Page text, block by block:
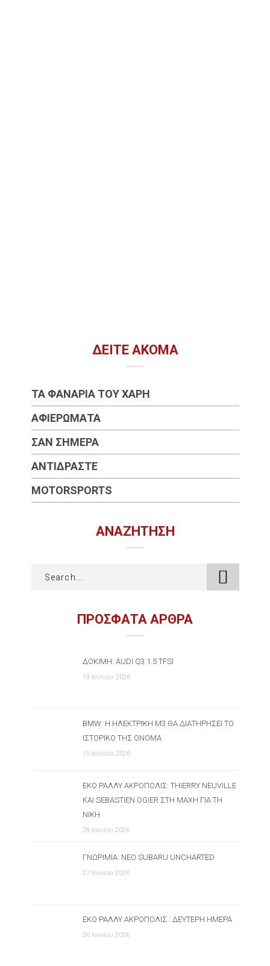
ΔΕΊΤΕ ΑΚΌΜΑ
ΤΑ ΦΑΝΆΡΙΑ ΤΟΥ ΧΆΡΗ
ΑΦΙΕΡΏΜΑΤΑ
ΣΑΝ ΣΉΜΕΡΑ
ΑΝΤΙΔΡΆΣΤΕ
MOTORSPORTS
ΑΝΑΖΉΤΗΣΗ
ΠΡΟΣΦΑΤΑ ΑΡΘΡΑ
ΔΟΚΙΜΉ: AUDI Q3 1.5 TFSI
19 Ιουλίου 2026
BMW: Η ΗΛΕΚΤΡΙΚΉ M3 ΘΑ ΔΙΑΤΗΡΉΣΕΙ ΤΟ
ΙΣΤΟΡΙΚΌ ΤΗΣ ΌΝΟΜΑ
15 Ιουλίου 2026
ΕΚΟ ΡΆΛΛΥ ΑΚΡΌΠΟΛΙΣ: THIERRY NEUVILLE
ΚΑΙ SEBASTIEN OGIER ΣΤΗ ΜΆΧΗ ΓΙΑ ΤΗ
ΝΊΚΗ
28 Ιουνίου 2026
ΓΝΩΡΙΜΊΑ: ΝΈΟ SUBARU UNCHARTED
27 Ιουνίου 2026
ΕΚΟ ΡΆΛΛΥ ΑΚΡΌΠΟΛΙΣ : ΔΕΎΤΕΡΗ ΗΜΈΡΑ
26 Ιουνίου 2026